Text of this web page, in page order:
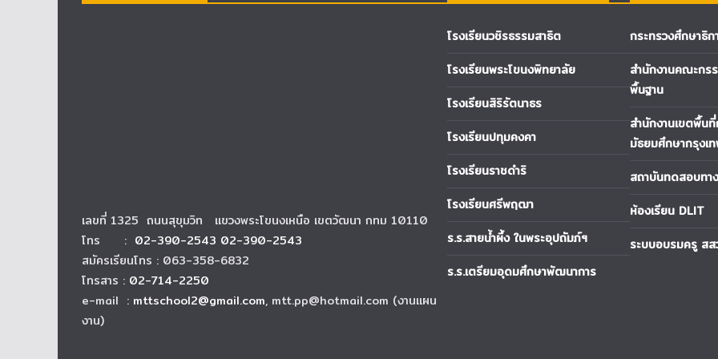
เลขที่ 1325 ถนนสุขุมวิท แขวงพระโขนงเหนือ เขตวัฒนา กทม 10110
โทร : 02-390-2543 02-390-2543
สมัครเรียนโทร : 063-358-6832
โทรสาร : 02-714-2250
e-mail : mttschool2@gmail.com, mtt.pp@hotmail.com (งานแผน
งาน)
โรงเรียนวชิรธรรมสาธิต
โรงเรียนพระโขนงพิทยาลัย
โรงเรียนสิริรัตนาธร
โรงเรียนปทุมคงคา
โรงเรียนราชดำริ
โรงเรียนศรีพฤฒา
ร.ร.สายน้ำผึ้ง ในพระอุปถัมภ์ฯ
ร.ร.เตรียมอุดมศึกษาพัฒนาการ
กระทรวงศึกษาธิก
สำนักงานคณะกร
พื้นฐาน
สำนักงานเขตพื้น
มัธยมศึกษากรุงเ
สถาบันทดสอบทา
ห้องเรียน DLIT
ระบบอบรมครู สส